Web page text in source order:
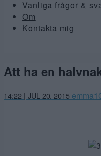
Vanliga frågor &
Om
Kontakta mig
Att ha en
14:22 | JUL 20. 2015 emma